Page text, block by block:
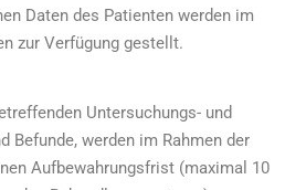
Daten des Patienten werden im
zur Verfügung gestellt.
Untersuchungs- und
Befunde, werden im Rahmen der
Aufbewahrungsfrist (maximal 10